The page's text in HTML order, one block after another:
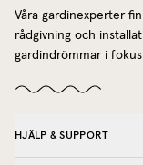
Våra gardinexperter
rådgivning och
gardindrömmar i
HJÄLP & SUPPORT